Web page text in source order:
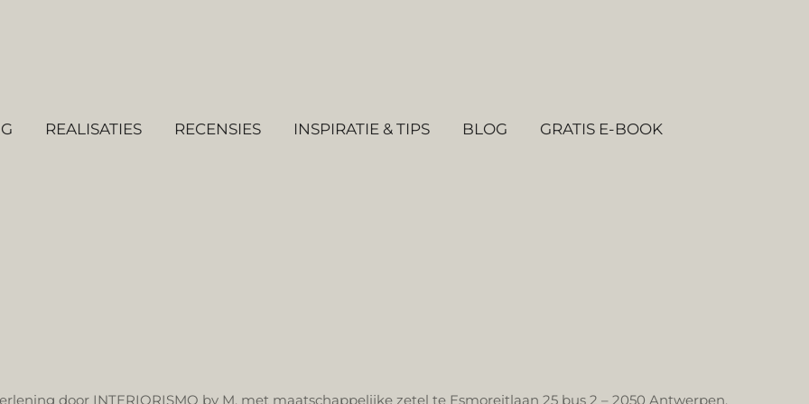
REALISATIES RECENSIES INSPIRATIE & TIPS BLOG GRATIS E-BOOK
door INTERIORISMO by M, met maatschappelijke zetel te Esmoreitlaan 25 bus 2 – 2050 Antwerpen,